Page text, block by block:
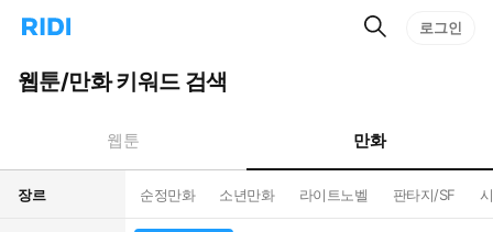
리
홈
으
턴
트
검
로그인
웹툰/만화 키워드 검색
웹툰 만화
장르 순정만화 소년만화 라이트노벨 판타지/SF